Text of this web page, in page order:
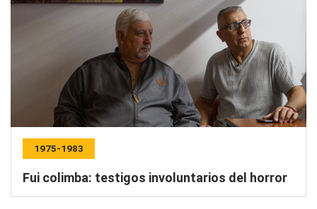
1975-1983
Fui colimba: testigos involuntarios del horror